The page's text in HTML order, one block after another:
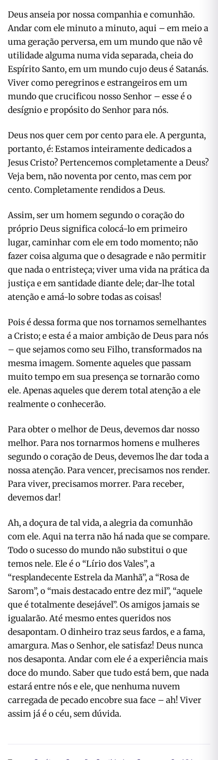
Deus anseia por nossa companhia e comunhão.
Andar com ele minuto a minuto, aqui – em meio a
uma geração perversa, em um mundo que não vê
utilidade alguma numa vida separada, cheia do
Espírito Santo, em um mundo cujo deus é Satanás.
Viver como peregrinos e estrangeiros em um
mundo que crucificou nosso Senhor – esse é o
desígnio e propósito do Senhor para nós.
Deus nos quer cem por cento para ele. A pergunta,
portanto, é: Estamos inteiramente dedicados a
Jesus Cristo? Pertencemos completamente a Deus?
Veja bem, não noventa por cento, mas cem por
cento. Completamente rendidos a Deus.
Assim, ser um homem segundo o coração do
próprio Deus significa colocá-lo em primeiro
lugar, caminhar com ele em todo momento; não
fazer coisa alguma que o desagrade e não permitir
que nada o entristeça; viver uma vida na prática da
justiça e em santidade diante dele; dar-lhe total
atenção e amá-lo sobre todas as coisas!
Pois é dessa forma que nos tornamos semelhantes
a Cristo; e esta é a maior ambição de Deus para nós
– que sejamos como seu Filho, transformados na
mesma imagem. Somente aqueles que passam
muito tempo em sua presença se tornarão como
ele. Apenas aqueles que derem total atenção a ele
realmente o conhecerão.
Para obter o melhor de Deus, devemos dar nosso
melhor. Para nos tornarmos homens e mulheres
segundo o coração de Deus, devemos lhe dar toda a
nossa atenção. Para vencer, precisamos nos render.
Para viver, precisamos morrer. Para receber,
devemos dar!
Ah, a doçura de tal vida, a alegria da comunhão
com ele. Aqui na terra não há nada que se compare.
Todo o sucesso do mundo não substitui o que
temos nele. Ele é o “Lírio dos Vales”, a
“resplandecente Estrela da Manhã”, a “Rosa de
Sarom”, o “mais destacado entre dez mil”, “aquele
que é totalmente desejável”. Os amigos jamais se
igualarão. Até mesmo entes queridos nos
desapontam. O dinheiro traz seus fardos, e a fama,
amargura. Mas o Senhor, ele satisfaz! Deus nunca
nos desaponta. Andar com ele é a experiência mais
doce do mundo. Saber que tudo está bem, que nada
estará entre nós e ele, que nenhuma nuvem
carregada de pecado encobre sua face – ah! Viver
assim já é o céu, sem dúvida.